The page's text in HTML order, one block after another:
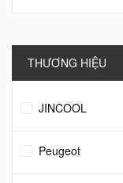
THƯƠNG HIỆU
JINCOOL
Peugeot